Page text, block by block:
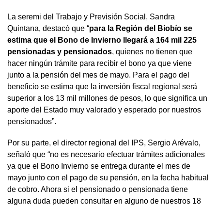
La seremi del Trabajo y Previsión Social, Sandra
Quintana, destacó que “para la Región del Biobío se
estima que el Bono de Invierno llegará a 164 mil 225
pensionadas y pensionados, quienes no tienen que
hacer ningún trámite para recibir el bono ya que viene
junto a la pensión del mes de mayo. Para el pago del
beneficio se estima que la inversión fiscal regional será
superior a los 13 mil millones de pesos, lo que significa un
aporte del Estado muy valorado y esperado por nuestros
pensionados”.
Por su parte, el director regional del IPS, Sergio Arévalo,
señaló que “no es necesario efectuar trámites adicionales
ya que el Bono Invierno se entrega durante el mes de
mayo junto con el pago de su pensión, en la fecha habitual
de cobro. Ahora si el pensionado o pensionada tiene
alguna duda pueden consultar en alguno de nuestros 18